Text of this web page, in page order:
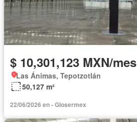
$ 10,301,123 MXN/mes
Las Ánimas, Tepotzotlán
50,127 m²
22/06/2026 en - Glosermex